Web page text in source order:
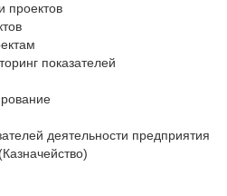
проектов
показателей
деятельности предприятия